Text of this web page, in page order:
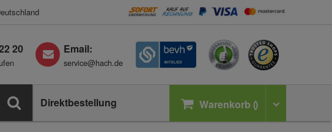
20 Email:
service@hach.de
Warenkorb
Direktbestellung